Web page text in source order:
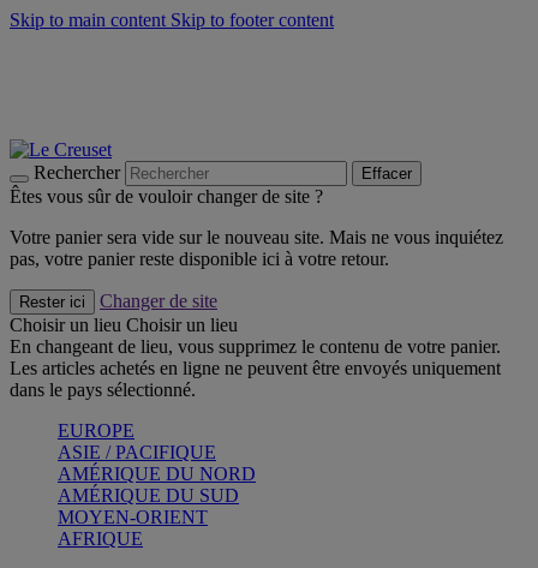
Skip to main content Skip to footer content
Rechercher Effacer
Êtes vous sûr de vouloir changer de site ?
Votre panier sera vide sur le nouveau site. Mais ne vous inquiétez
pas, votre panier reste disponible ici à votre retour.
Rester ici
Changer de site
Choisir un lieu Choisir un lieu
En changeant de lieu, vous supprimez le contenu de votre panier.
Les articles achetés en ligne ne peuvent être envoyés uniquement
dans le pays sélectionné.
EUROPE
ASIE / PACIFIQUE
AMÉRIQUE DU NORD
AMÉRIQUE DU SUD
MOYEN-ORIENT
AFRIQUE